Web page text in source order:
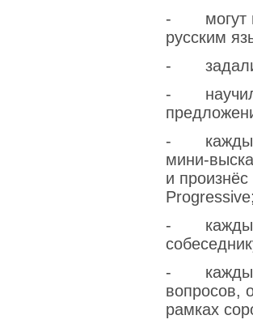
- могут
русским
- задали
-
- каждый
мини-
и
- каждый
- каждый
вопросов,
рамках